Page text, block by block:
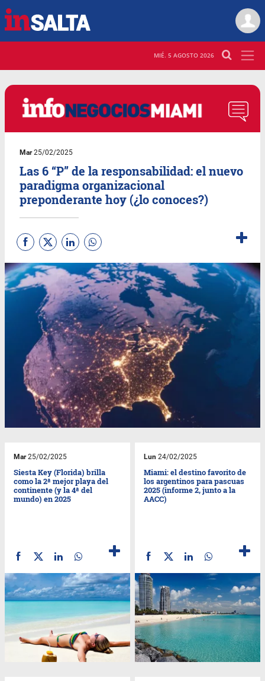
MIÉ. 5 AGOSTO 2026
Mar25/02/2025
Las 6 “P” de la responsabilidad: el nuevo
paradigma organizacional
preponderante hoy (¿lo conoces?)
Mar25/02/2025
Siesta Key (Florida) brilla
como la 2ª mejor playa del
continente (y la 4ª del
mundo) en 2025
Lun 24/02/2025
Miami: el destino favorito de
los argentinos para pascuas
2025 (informe 2, junto a la
AACC)